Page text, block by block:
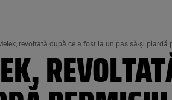
revoltată după ce a fost la un pas să-și